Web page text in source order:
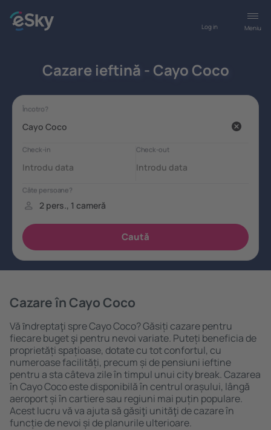
Meniu
Log in
Cazare ieftină - Cayo Coco
Cazare în Cayo Coco
Vă ȋndreptaţi spre Cayo Coco? Găsiți cazare pentru
fiecare buget şi pentru nevoi variate. Puteți beneficia de
proprietăți spațioase, dotate cu tot confortul, cu
numeroase facilități, precum și de pensiuni ieftine
pentru a sta câteva zile în timpul unui city break. Cazarea
în Cayo Coco este disponibilă în centrul orașului, lângă
aeroport și în cartiere sau regiuni mai puțin populare.
Acest lucru vă va ajuta să găsiţi unităţi de cazare în
funcție de nevoi și de planurile ulterioare.